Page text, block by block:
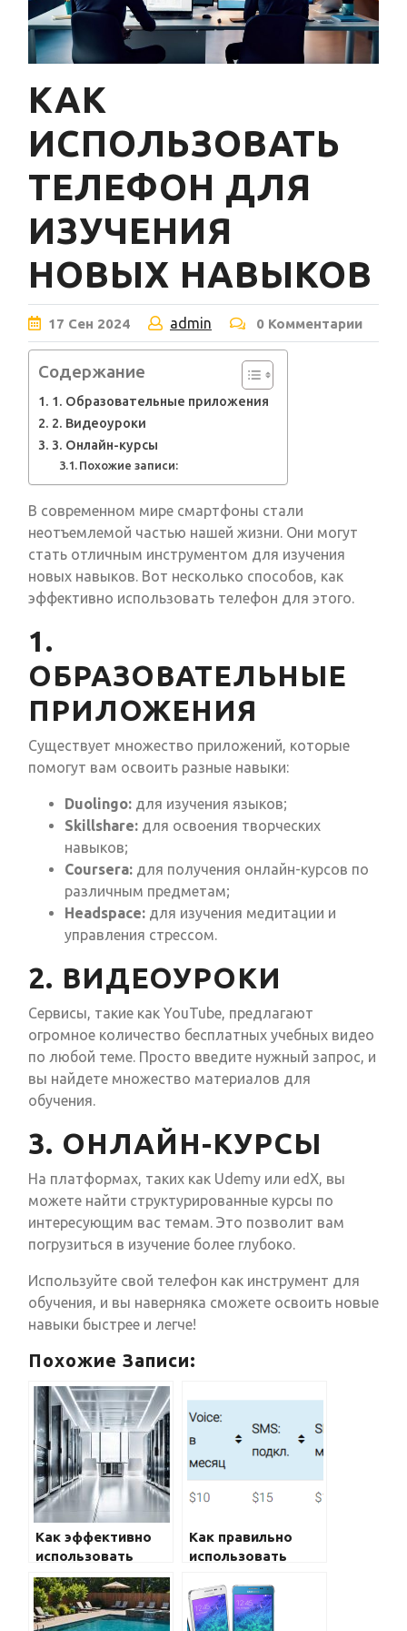
КАК
ИСПОЛЬЗОВАТЬ
ТЕЛЕФОН ДЛЯ
ИЗУЧЕНИЯ
НОВЫХ НАВЫКОВ
17 Сен 2024 admin 0 Комментарии
Содержание
1. Образовательные приложения
2. Видеоуроки
3. Онлайн-курсы
Похожие записи:
В современном мире смартфоны стали
неотъемлемой частью нашей жизни. Они могут
стать отличным инструментом для изучения
новых навыков. Вот несколько способов, как
эффективно использовать телефон для этого.
1.
ОБРАЗОВАТЕЛЬНЫЕ
ПРИЛОЖЕНИЯ
Существует множество приложений, которые
помогут вам освоить разные навыки:
Duolingo: для изучения языков;
Skillshare: для освоения творческих
навыков;
Coursera: для получения онлайн-курсов по
различным предметам;
Headspace: для изучения медитации и
управления стрессом.
2. ВИДЕОУРОКИ
Сервисы, такие как YouTube, предлагают
огромное количество бесплатных учебных видео
по любой теме. Просто введите нужный запрос, и
вы найдете множество материалов для
обучения.
3. ОНЛАЙН-КУРСЫ
На платформах, таких как Udemy или edX, вы
можете найти структурированные курсы по
интересующим вас темам. Это позволит вам
погрузиться в изучение более глубоко.
Используйте свой телефон как инструмент для
обучения, и вы наверняка сможете освоить новые
навыки быстрее и легче!
Похожие Записи:
Как эффективно
использовать
телефон для
учебы
Как правильно
использовать
поездки